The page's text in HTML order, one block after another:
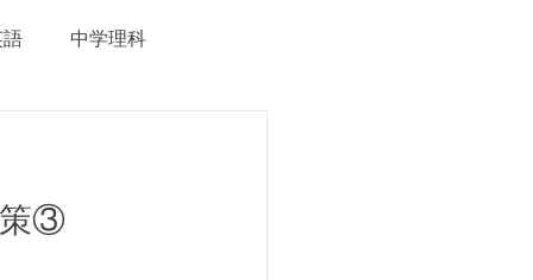
中学理科
策③